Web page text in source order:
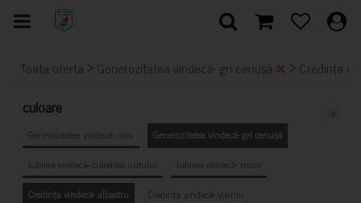
Toata oferta > Generozitatea vindecă- gri cenușă > Credința
culoare
Generozitatea vindecă- mov
Generozitatea vindecă- gri cenușă
Iubirea vindecă- culoarea untului
Iubirea vindecă- maro
Credința vindecă- albastru
Credința vindecă- vișiniu